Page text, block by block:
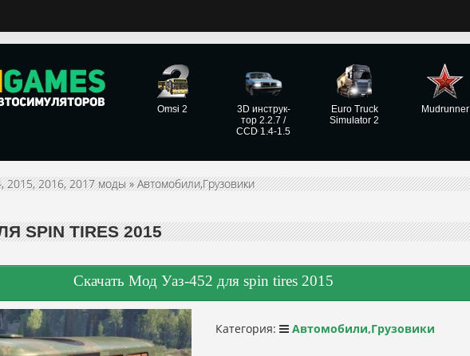
Omsi 2
3D инструк­
тор 2.2.7 /
CCD 1.4-1.5
Euro Truck
Simulator 2
Mudrunner
2015, 2016, 2017 моды»Автомобили,Грузовики
SPIN TIRES 2015
Скачать Мод Уаз-452 для spin tires 2015
Категория: Автомобили,Грузовики